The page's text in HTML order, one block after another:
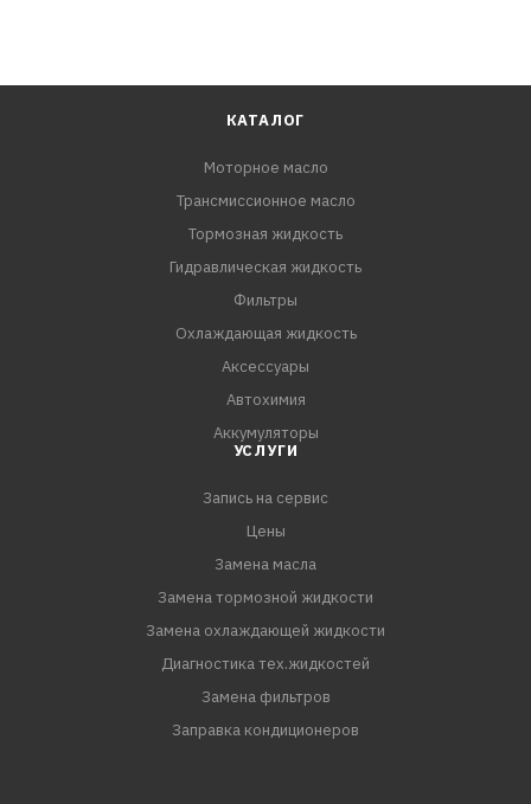
КАТАЛОГ
Моторное масло
Трансмиссионное масло
Тормозная жидкость
Гидравлическая жидкость
Фильтры
Охлаждающая жидкость
Аксессуары
Автохимия
Аккумуляторы
УСЛУГИ
Запись на сервис
Цены
Замена масла
Замена тормозной жидкости
Замена охлаждающей жидкости
Диагностика тех.жидкостей
Замена фильтров
Заправка кондиционеров